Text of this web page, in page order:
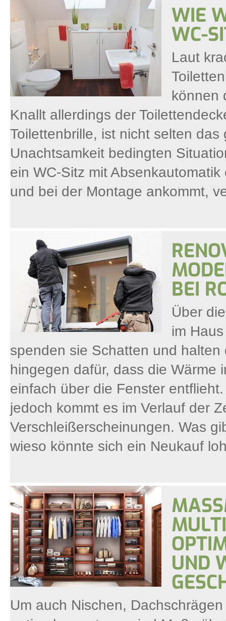
WIE
WC-
Laut
können
Knallt allerdings der
Toilettenbrille, ist nicht selten
Unachtsamkeit bedingten
ein WC-Sitz mit
und bei der Montage ankommt,
BEI
Über
im
spenden sie Schatten und
hingegen dafür, dass die Wärme
einfach über die Fenster
jedoch kommt es im Verlauf der
Verschleißerscheinungen. Was
wieso könnte sich ein Neukauf
ND
Um auch Nischen,